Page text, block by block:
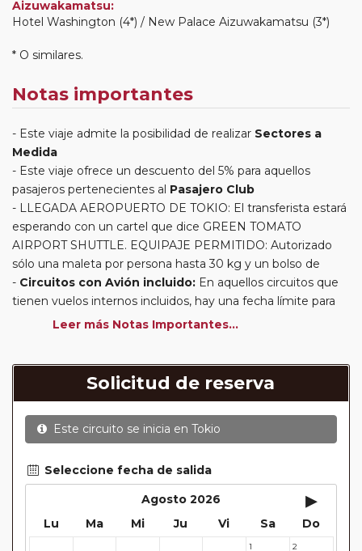
Aizuwakamatsu:
Hotel Washington (4*) / New Palace Aizuwakamatsu (3*)
* O similares.
Notas importantes
Este viaje admite la posibilidad de realizar Sectores a
Medida
Este viaje ofrece un descuento del 5% para aquellos
pasajeros pertenecientes al Pasajero Club
LLEGADA AEROPUERTO DE TOKIO: El transferista estará
esperando con un cartel que dice GREEN TOMATO
AIRPORT SHUTTLE. EQUIPAJE PERMITIDO: Autorizado
sólo una maleta por persona hasta 30 kg y un bolso de
Circuitos con Avión incluido: En aquellos circuitos que
tienen vuelos internos incluidos, hay una fecha límite para
poder emitir billetes. Las reservas/emisión de los vuelos se
reserva y emitido el billete, un error posterior en el nombre
o un nombre incompleto, puede provocar la invalidez del
billete emitido y la necesidad de tener que emitir un nuevo
billete. No nos responsabilizaremos de los gastos
reserva nueva puede implicar la posibilidad de no conseguir
plazas en los mismos vuelos previstos. Las compañías
aéreas se reservan el derecho de que un billete con un
nombre que no coincida con el que aparece en el
pasaporte pueda ser motivo para denegar el embarque a
Leer más Notas Importantes...
Solicitud de reserva
Este circuito se inicia en Tokio
Seleccione fecha de salida
Agosto 2026
▸
Lu Ma Mi Ju Vi Sa Do
1 2